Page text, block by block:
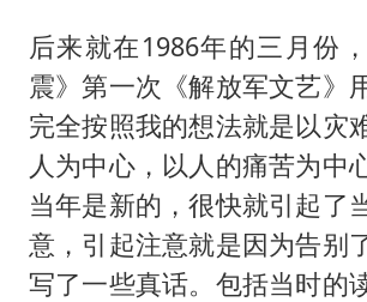
后来就在1986年的三月份
震》第一次《解放军文艺》
完全按照我的想法就是以灾
人为中心，以人的痛苦为中
当年是新的，很快就引起了
意，引起注意就是因为告别
写了一些真话。包括当时的